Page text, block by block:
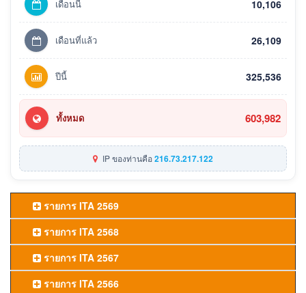
เดือนนี้ 10,106
เดือนที่แล้ว 26,109
ปีนี้ 325,536
ทั้งหมด 603,982
IP ของท่านคือ216.73.217.122
รายการ ITA 2569
รายการ ITA 2568
รายการ ITA 2567
รายการ ITA 2566